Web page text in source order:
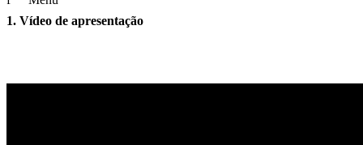
1. Vídeo de apresentação